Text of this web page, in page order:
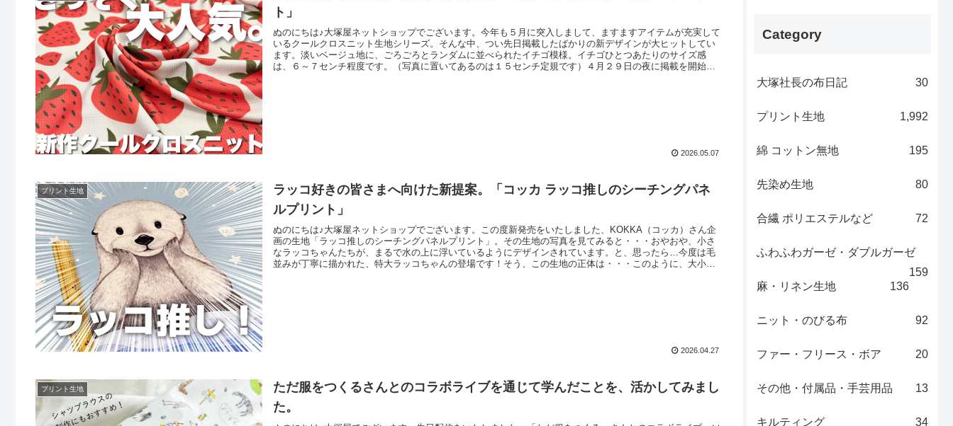
ト」
ぬのにちは♪大塚屋ネットショップでございます。今年も５月に突入しまして、ますますアイテムが充実して
いるクールクロスニット生地シリーズ。そんな中、つい先日掲載したばかりの新デザインが大ヒットしてい
ます。淡いベージュ地に、ごろごろとランダムに並べられたイチゴ模様。イチゴひとつあたりのサイズ感
は、６～７センチ程度です。（写真に置いてあるのは１５センチ定規です）４月２９日の夜に掲載を開始し
2026.05.07
プリント生地
ラッコ好きの皆さまへ向けた新提案。「コッカ ラッコ推しのシーチングパネ
ルプリント」
ぬのにちは♪大塚屋ネットショップでございます。この度新発売をいたしました、KOKKA（コッカ）さん企
画の生地「ラッコ推しのシーチングパネルプリント」。その生地の写真を見てみると・・・おやおや、小さ
なラッコちゃんたちが、まるで水の上に浮いているようにデザインされています。と、思ったら…今度は毛
並みが丁寧に描かれた、特大ラッコちゃんの登場です！そう、この生地の正体は・・・このように、大小さ
2026.04.27
プリント生地
ただ服をつくるさんとのコラボライブを通じて学んだことを、活かしてみまし
た。
Category
大塚社長の布日記 30
プリント生地 1,992
綿 コットン無地 195
先染め生地 80
合繊 ポリエステルなど 72
ふわふわガーゼ・ダブルガーゼ
159
麻・リネン生地
136
ニット・のびる布 92
ファー・フリース・ボア 20
その他・付属品・手芸用品 13
キルティング 34